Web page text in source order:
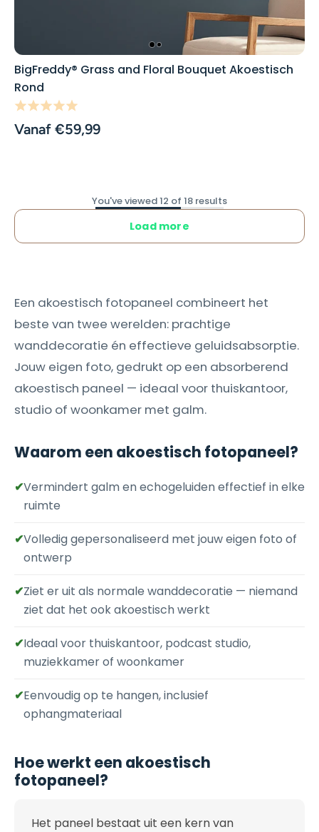
BigFreddy® Grass and Floral Bouquet Akoestisch
Rond
Vanaf €59,99
You've viewed 12 of 18 results
Load more
Een akoestisch fotopaneel combineert het
beste van twee werelden: prachtige
wanddecoratie én effectieve geluidsabsorptie.
Jouw eigen foto, gedrukt op een absorberend
akoestisch paneel — ideaal voor thuiskantoor,
studio of woonkamer met galm.
Waarom een akoestisch fotopaneel?
✔Vermindert galm en echogeluiden effectief in elke
ruimte
✔Volledig gepersonaliseerd met jouw eigen foto of
ontwerp
✔Ziet er uit als normale wanddecoratie — niemand
ziet dat het ook akoestisch werkt
✔Ideaal voor thuiskantoor, podcast studio,
muziekkamer of woonkamer
✔Eenvoudig op te hangen, inclusief
ophangmateriaal
Hoe werkt een akoestisch
fotopaneel?
Het paneel bestaat uit een kern van